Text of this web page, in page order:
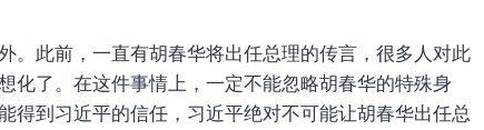
。此前，一直有胡春华将出任总理的传言，很多人对此
化了。在这件事情上，一定不能忽略胡春华的特殊身
得到习近平的信任，习近平绝对不可能让胡春华出任总